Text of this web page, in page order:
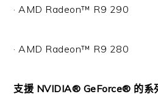
· AMD Radeon™ R9 290
· AMD Radeon™ R9 280
支援 NVIDIA® GeForce® 的系